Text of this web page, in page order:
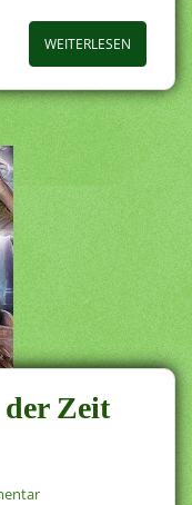
WEITERLESEN
der Zeit